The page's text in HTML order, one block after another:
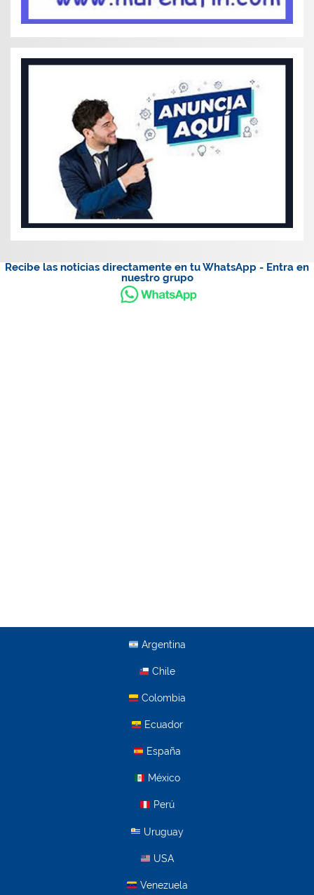
Recibe las noticias directamente en tu WhatsApp - Entra en
nuestro grupo
Argentina
Chile
Colombia
Ecuador
España
México
Perú
Uruguay
USA
Venezuela